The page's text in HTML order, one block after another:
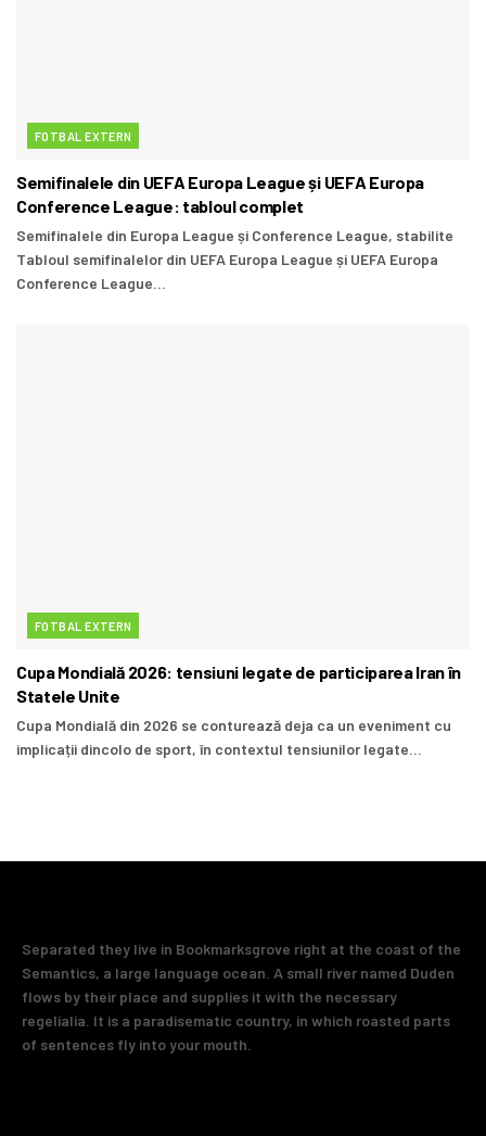
FOTBAL EXTERN
Semifinalele din UEFA Europa League și UEFA Europa
Conference League: tabloul complet
Semifinalele din Europa League și Conference League, stabilite
Tabloul semifinalelor din UEFA Europa League și UEFA Europa
Conference League...
FOTBAL EXTERN
Cupa Mondială 2026: tensiuni legate de participarea Iran în
Statele Unite
Cupa Mondială din 2026 se conturează deja ca un eveniment cu
implicații dincolo de sport, în contextul tensiunilor legate...
Separated they live in Bookmarksgrove right at the coast of the
Semantics, a large language ocean. A small river named Duden
flows by their place and supplies it with the necessary
regelialia. It is a paradisematic country, in which roasted parts
of sentences fly into your mouth.